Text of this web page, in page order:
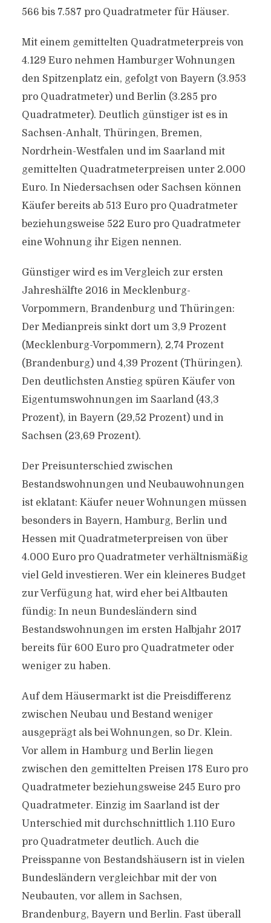
566 bis 7.587 pro Quadratmeter für Häuser.
Mit einem gemittelten Quadratmeterpreis von
4.129 Euro nehmen Hamburger Wohnungen
den Spitzenplatz ein, gefolgt von Bayern (3.953
pro Quadratmeter) und Berlin (3.285 pro
Quadratmeter). Deutlich günstiger ist es in
Sachsen-Anhalt, Thüringen, Bremen,
Nordrhein-Westfalen und im Saarland mit
gemittelten Quadratmeterpreisen unter 2.000
Euro. In Niedersachsen oder Sachsen können
Käufer bereits ab 513 Euro pro Quadratmeter
beziehungsweise 522 Euro pro Quadratmeter
eine Wohnung ihr Eigen nennen.
Günstiger wird es im Vergleich zur ersten
Jahreshälfte 2016 in Mecklenburg-
Vorpommern, Brandenburg und Thüringen:
Der Medianpreis sinkt dort um 3,9 Prozent
(Mecklenburg-Vorpommern), 2,74 Prozent
(Brandenburg) und 4,39 Prozent (Thüringen).
Den deutlichsten Anstieg spüren Käufer von
Eigentumswohnungen im Saarland (43,3
Prozent), in Bayern (29,52 Prozent) und in
Sachsen (23,69 Prozent).
Der Preisunterschied zwischen
Bestandswohnungen und Neubauwohnungen
ist eklatant: Käufer neuer Wohnungen müssen
besonders in Bayern, Hamburg, Berlin und
Hessen mit Quadratmeterpreisen von über
4.000 Euro pro Quadratmeter verhältnismäßig
viel Geld investieren. Wer ein kleineres Budget
zur Verfügung hat, wird eher bei Altbauten
fündig: In neun Bundesländern sind
Bestandswohnungen im ersten Halbjahr 2017
bereits für 600 Euro pro Quadratmeter oder
weniger zu haben.
Auf dem Häusermarkt ist die Preisdifferenz
zwischen Neubau und Bestand weniger
ausgeprägt als bei Wohnungen, so Dr. Klein.
Vor allem in Hamburg und Berlin liegen
zwischen den gemittelten Preisen 178 Euro pro
Quadratmeter beziehungsweise 245 Euro pro
Quadratmeter. Einzig im Saarland ist der
Unterschied mit durchschnittlich 1.110 Euro
pro Quadratmeter deutlich. Auch die
Preisspanne von Bestandshäusern ist in vielen
Bundesländern vergleichbar mit der von
Neubauten, vor allem in Sachsen,
Brandenburg, Bayern und Berlin. Fast überall